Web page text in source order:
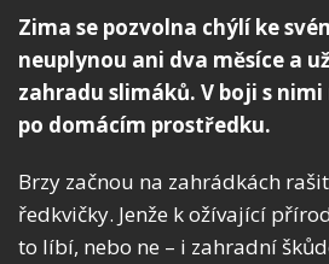
Zima se pozvolna chýlí ke
neuplynou ani dva měsíce a
zahradu slimáků. V boji s
po domácím prostředku.
Brzy začnou na zahrádkách
ředkvičky. Jenže k ožívající
to líbí, nebo ne – i zahradní